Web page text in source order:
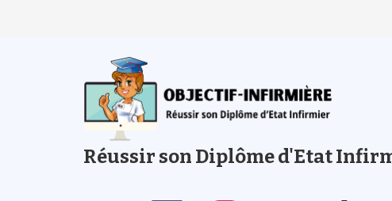
Réussir son Diplôme d'Etat